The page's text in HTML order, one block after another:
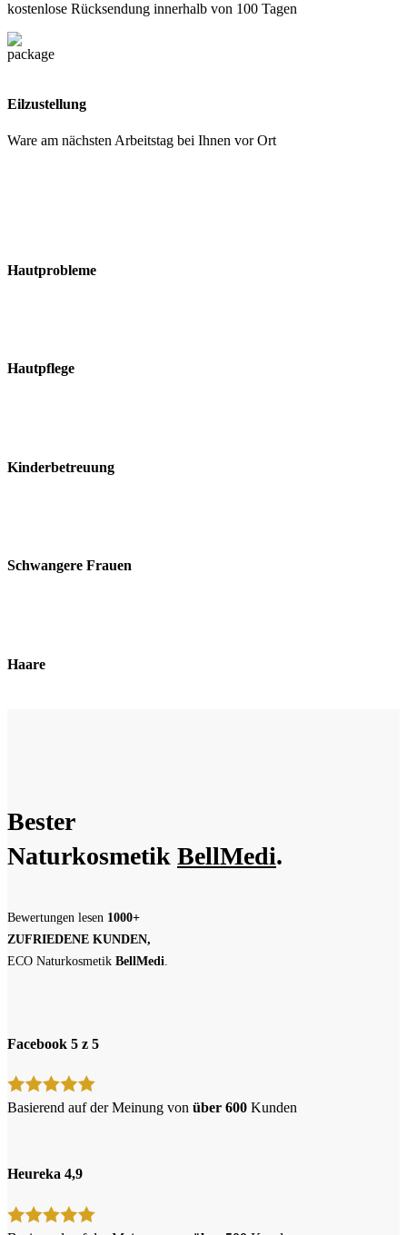
kostenlose Rücksendung innerhalb von 100 Tagen
Eilzustellung
Ware am nächsten Arbeitstag bei Ihnen vor Ort
Hautprobleme
Hautpflege
Kinderbetreuung
Schwangere Frauen
Haare
Bester
Naturkosmetik BellMedi.
Bewertungen lesen 1000+
ZUFRIEDENE KUNDEN,
ECO Naturkosmetik BellMedi.
Facebook 5 z 5
Basierend auf der Meinung von über 600 Kunden
Heureka 4,9